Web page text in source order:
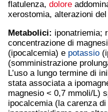
flatulenza, dolore
xerostomia, alterazioni
Metabolici: iponatriemia;
concentrazione di
(ipocalcemia) e potassio
(somministrazione
L’uso a lungo termine di
stata associata a
magnesio < 0,7 mmoli/L)
ipocalcemia (la carenza